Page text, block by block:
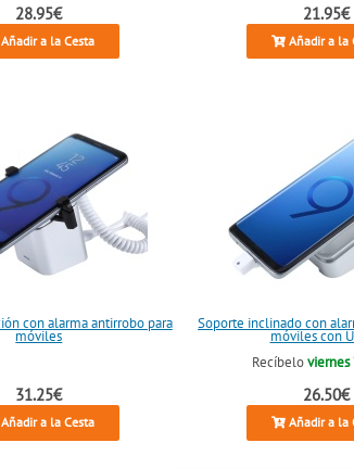
28.95€
a la Cesta
21.95€
Añadir a la
con alarma antirrobo para
móviles
31.25€
a la Cesta
Soporte inclinado con
móviles con
Recíbeloviernes
26.50€
Añadir a la